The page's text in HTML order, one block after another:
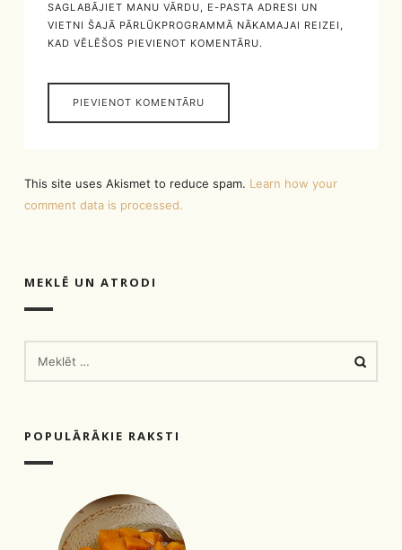
SAGLABĀJIET MANU VĀRDU, E-PASTA ADRESI UN
VIETNI ŠAJĀ PĀRLŪKPROGRAMMĀ NĀKAMAJAI REIZEI,
KAD VĒLĒŠOS PIEVIENOT KOMENTĀRU.
This site uses Akismet to reduce spam. Learn how your
comment data is processed.
MEKLĒ UN ATRODI
POPULĀRĀKIE RAKSTI